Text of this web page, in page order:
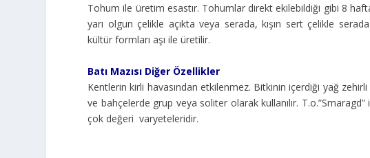
Tohum ile üretim esastır. Tohumlar direkt ekilebildiği gibi 8
yarı olgun çelikle açıkta veya serada, kışın sert çelikle
kültür formları aşı ile üretilir.
Batı Mazısı Diğer Özellikler
Kentlerin kirli havasından etkilenmez. Bitkinin içerdiği yağ
ve bahçelerde grup veya soliter olarak kullanılır.
çok değeri varyeteleridir.